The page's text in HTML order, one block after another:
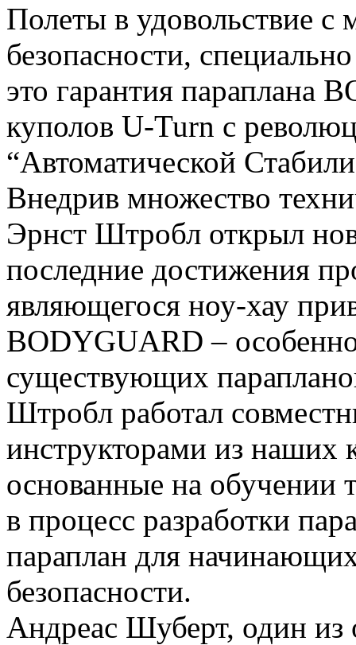
Полеты в удовольствие
безопасности,
это гарантия параплана
куполов U-Turn с
“Автоматической
Внедрив множество
Эрнст Штробл открыл
последние достижения
являющегося ноу-хау
BODYGUARD –
существующих
Штробл работал
инструкторами из наших
основанные на обучении
в процесс разработки
параплан для
безопасности.
Андреас Шуберт, один